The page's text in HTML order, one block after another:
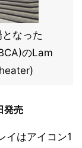
なった
のLam
発売
イはアイコン1